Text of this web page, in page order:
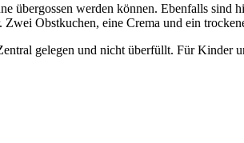
übergossen werden können. Ebenfalls sind
Obstkuchen, eine Crema und ein
gelegen und nicht überfüllt. Für Kinder